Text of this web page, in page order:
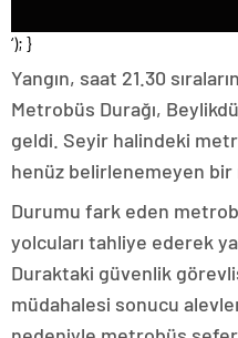
‘); }
Yangın, saat 21.30
Metrobüs Durağı,
geldi. Seyir halindeki
henüz belirlenemeyen bir
Durumu fark eden
yolcuları tahliye ederek
Duraktaki güvenlik
müdahalesi sonucu